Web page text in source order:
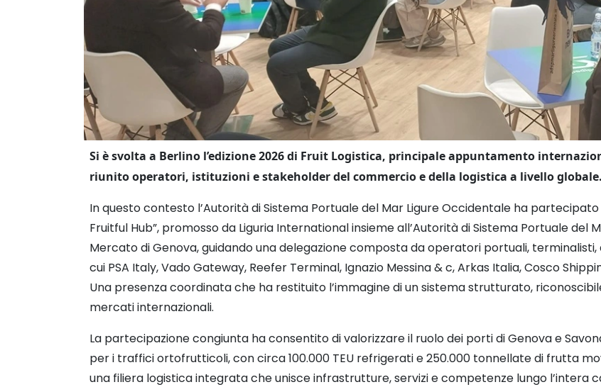
Si è svolta a Berlino l’edizione 2026 di Fruit Logistica, principale appuntamento
riunito operatori, istituzioni e stakeholder del commercio e della logistica a livello globale.
In questo contesto l’Autorità di Sistema Portuale del Mar Ligure Occidentale ha
Fruitful Hub”, promosso da Liguria International insieme all’Autorità di Sistema Portuale del
Mercato di Genova, guidando una delegazione composta da operatori portuali,
cui PSA Italy, Vado Gateway, Reefer Terminal, Ignazio Messina & c, Arkas Italia, Cosco
Una presenza coordinata che ha restituito l’immagine di un sistema strutturato,
mercati internazionali.
La partecipazione congiunta ha consentito di valorizzare il ruolo dei porti di Genova e
per i traffici ortofrutticoli, con circa 100.000 TEU refrigerati e 250.000 tonnellate di frutta
una filiera logistica integrata che unisce infrastrutture, servizi e competenze lungo l’intera